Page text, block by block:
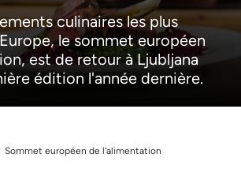
culinaires les plus
le sommet européen
est de retour à Ljubljana
édition l'année dernière.
Sommet européen de l'alimentation